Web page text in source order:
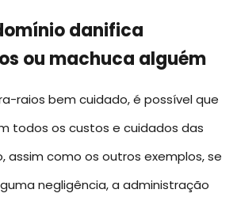
danifica
ou machuca alguém
raios bem cuidado, é possível que
todos os custos e cuidados das
assim como os outros exemplos, se
negligência, a administração